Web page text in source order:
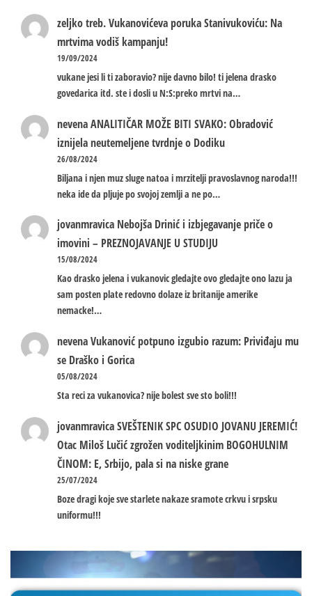
zeljko treb.Vukanovićeva poruka Stanivukoviću: Na
mrtvima vodiš kampanju!
19/09/2024
vukane jesi li ti zaboravio? nije davno bilo! ti jelena drasko
govedarica itd. ste i dosli u N:S:preko mrtvi na…
nevenaANALITIČAR MOŽE BITI SVAKO: Obradović
iznijela neutemeljene tvrdnje o Dodiku
26/08/2024
Biljana i njen muz sluge natoa i mrzitelji pravoslavnog naroda!!!
neka ide da pljuje po svojoj zemlji a ne po…
jovanmravica Nebojša Drinić i izbjegavanje priče o
imovini – PREZNOJAVANJE U STUDIJU
15/08/2024
Kao drasko jelena i vukanovic gledajte ovo gledajte ono lazu ja
sam posten plate redovno dolaze iz britanije amerike
nemacke!…
nevenaVukanović potpuno izgubio razum: Priviđaju mu
se Draško i Gorica
05/08/2024
Sta reci za vukanovica? nije bolest sve sto boli!!!
jovanmravicaSVEŠTENIK SPC OSUDIO JOVANU JEREMIĆ!
Otac Miloš Lučić zgrožen voditeljkinim BOGOHULNIM
ČINOM: E, Srbijo, pala si na niske grane
25/07/2024
Boze dragi koje sve starlete nakaze sramote crkvu i srpsku
uniformu!!!